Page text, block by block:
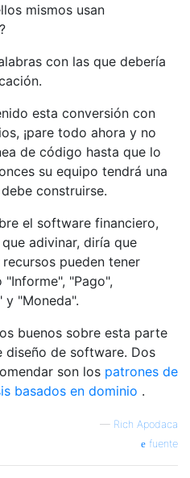
mismos usan
con las que debería
esta conversión con
¡pare todo ahora y no
de código hasta que lo
su equipo tendrá una
construirse.
el software financiero,
adivinar, diría que
pueden tener
"Pago",
y "Moneda".
buenos sobre esta parte
diseño de software. Dos
son los patrones de
basados ​​en dominio .
— Rich Apodaca
fuente